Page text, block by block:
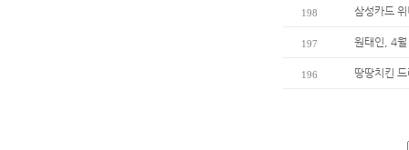
198 삼성카드
197 원태인, 4
196 땅땅치킨